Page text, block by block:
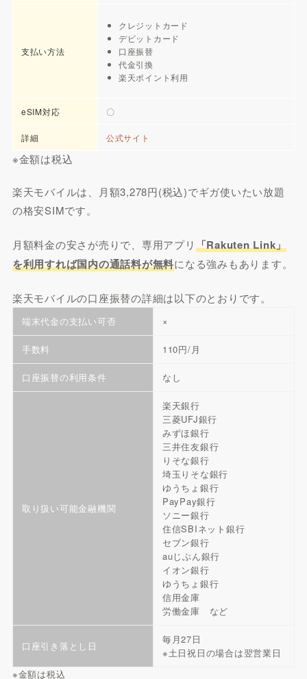
支払い方法
クレジットカード
デビットカード
口座振替
代金引換
楽天ポイント利用
eSIM対応 〇
詳細 公式サイト
※金額は税込
楽天モバイルは、月額3,278円(税込)でギガ使いたい放題
の格安SIMです。
月額料金の安さが売りで、専用アプリ 「Rakuten Link」
を利用すれば国内の通話料が無料になる強みもあります。
楽天モバイルの口座振替の詳細は以下のとおりです。
端末代金の支払い可否 ×
手数料 110円/月
口座振替の利用条件 なし
取り扱い可能金融機関
楽天銀行
三菱UFJ銀行
みずほ銀行
三井住友銀行
りそな銀行
埼玉りそな銀行
ゆうちょ銀行
PayPay銀行
ソニー銀行
住信SBIネット銀行
セブン銀行
auじぶん銀行
イオン銀行
ゆうちょ銀行
信用金庫
労働金庫 など
口座引き落とし日
毎月27日
※土日祝日の場合は翌営業日
※金額は税込